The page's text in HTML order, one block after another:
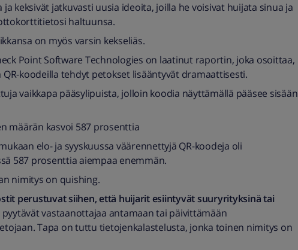
keksivät jatkuvasti uusia ideoita, joilla he voisivat huijata sinua ja
haltuunsa.
on myös varsin kekseliäs.
Point Software Technologies on laatinut raportin, joka osoittaa,
koodeilla tehdyt petokset lisääntyvät dramaattisesti.
vaikkapa pääsylipuista, jolloin koodia näyttämällä pääsee sisään
määrän kasvoi 587 prosenttia
elo- ja syyskuussa väärennettyjä QR-koodeja oli
587 prosenttia aiempaa enemmän.
nimitys on quishing.
perustuvat siihen, että huijarit esiintyvät suuryrityksinä tai
vastaanottajaa antamaan tai päivittämään
Tapa on tuttu tietojenkalastelusta, jonka toinen nimitys on